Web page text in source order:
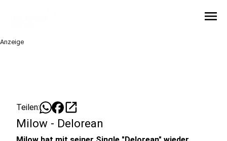
menu
Anzeige
Teilen: open_in_new
Milow - Delorean